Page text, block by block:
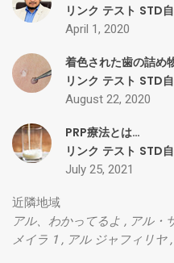
リンク テスト STD
April 1, 2020
着色された歯の詰め
リンク テスト STD
August 22, 2020
PRP療法とは…
リンク テスト STD
July 25, 2021
近隣地域
アル、わかってるよ , アル・
メイラ 1 , アル ジャフィリヤ,